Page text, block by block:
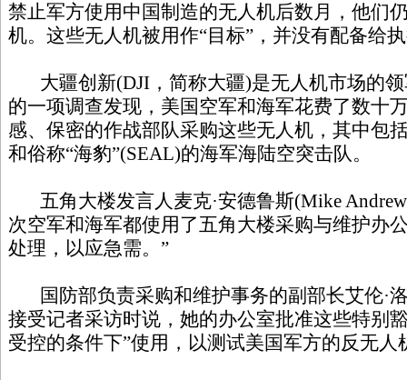
禁止军方使用中国制造的无人机后数月，他们
机。这些无人机被用作“目标”，并没有配备给
大疆创新(DJI，简称大疆)是无人机市场的领
的一项调查发现，美国空军和海军花费了数十
感、保密的作战部队采购这些无人机，其中包
和俗称“海豹”(SEAL)的海军海陆空突击队。
五角大楼发言人麦克·安德鲁斯(Mike
次空军和海军都使用了五角大楼采购与维护办
处理，以应急需。”
国防部负责采购和维护事务的副部长艾伦·
接受记者采访时说，她的办公室批准这些特别
受控的条件下”使用，以测试美国军方的反无人